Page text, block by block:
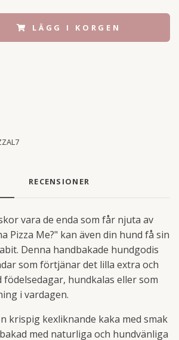
LÄGG I KORGEN
RECENSIONER
vara de enda som får njuta av
Pizza Me?" kan även din hund få sin
Denna handbakade hundgodis
som förtjänar det lilla extra och
hundkalas eller som
i vardagen.
krispig kexliknande kaka med smak
med naturliga och hundvänliga